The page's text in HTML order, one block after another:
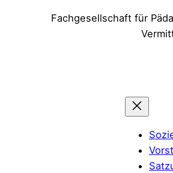
Fachgesellschaft für